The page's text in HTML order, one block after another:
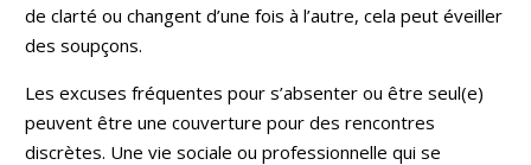
de clarté ou changent d’une fois à l’autre, cela peut éveiller
des soupçons.
Les excuses fréquentes pour s’absenter ou être seul(e)
peuvent être une couverture pour des rencontres
discrètes. Une vie sociale ou professionnelle qui se